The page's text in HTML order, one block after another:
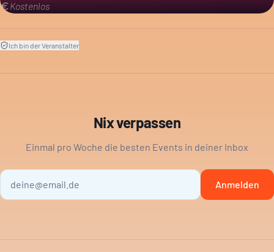
Kostenlos
Ich bin der Veranstalter
Nix verpassen
Einmal pro Woche die besten Events in deiner Inbox
Anmelden